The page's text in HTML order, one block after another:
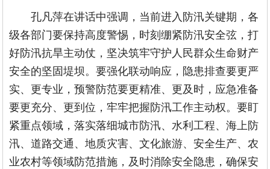
孔凡萍在讲话中强调，当前进入防汛关键期，各
级各部门要保持高度警惕，时刻绷紧防汛安全弦，打
好防汛抗旱主动仗，坚决筑牢守护人民群众生命财产
安全的坚固堤坝。要强化联动响应，隐患排查要更严
实、更专业，预警防范要更精准、更及时，应急准备
要更充分、更到位，牢牢把握防汛工作主动权。要盯
紧重点领域，落实落细城市防汛、水利工程、海上防
汛、道路交通、地质灾害、文化旅游、安全生产、农
业农村等领域防范措施，及时消除安全隐患，确保安